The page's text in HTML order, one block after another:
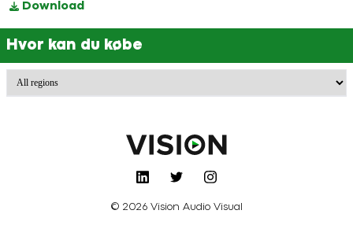
Download
Hvor kan du købe
© 2026 Vision Audio Visual